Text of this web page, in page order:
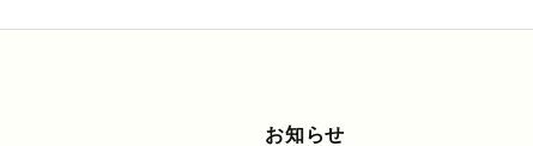
お知らせ